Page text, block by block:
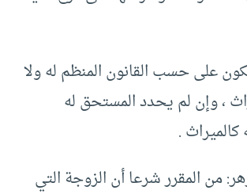
على حسب القانون المنظم له ولا
، وإن لم يحدد المستحق له
.
من المقرر شرعا أن الزوجة التي